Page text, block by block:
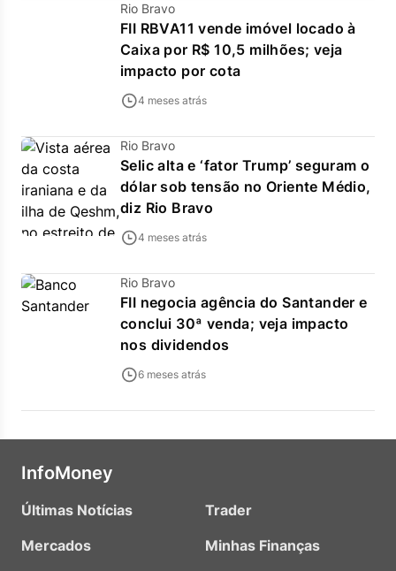
Rio Bravo
FII RBVA11 vende imóvel locado à
Caixa por R$ 10,5 milhões; veja
impacto por cota
4 meses atrás
Rio Bravo
Selic alta e ‘fator Trump’ seguram o
dólar sob tensão no Oriente Médio,
diz Rio Bravo
4 meses atrás
Rio Bravo
FII negocia agência do Santander e
conclui 30ª venda; veja impacto
nos dividendos
6 meses atrás
InfoMoney
Últimas Notícias
Mercados
Trader
Minhas Finanças